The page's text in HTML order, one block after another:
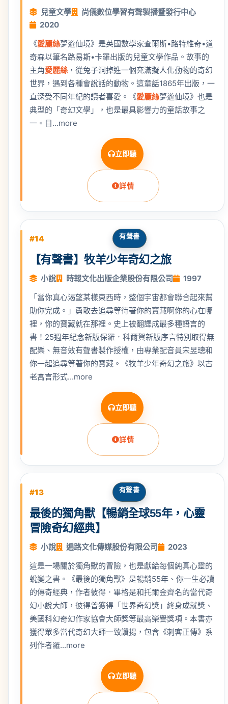
兒童文學
尚儀數位學習有聲製播暨發行中心
2020
《愛麗絲夢遊仙境》是英國數學家查爾斯•路特維奇•道
奇森以筆名路易斯•卡羅出版的兒童文學作品。故事的
主角愛麗絲 ，從兔子洞掉進一個充滿擬人化動物的奇幻
世界，遇到各種會說話的動物。這童話1865年出版，一
直深受不同年紀的讀者喜愛。《愛麗絲夢遊仙境》也是
典型的「奇幻文學」，也是最具影響力的童話故事之
一。目...more
立即聽
詳情
#14 有聲書
【有聲書】牧羊少年奇幻之旅
小說 時報文化出版企業股份有限公司
1997
「當你真心渴望某樣東西時，整個宇宙都會聯合起來幫
助你完成。」勇敢去追尋等待著你的寶藏啊你的心在哪
裡，你的寶藏就在那裡。史上被翻譯成最多種語言的
書！25週年紀念新版保羅．科爾賀新版序言特別取得無
配樂、無音效有聲書製作授權，由專業配音員宋昱璁和
你一起追尋等著你的寶藏。《牧羊少年奇幻之旅》以古
老寓言形式...more
立即聽
詳情
#13 有聲書
最後的獨角獸【暢銷全球55年，心靈
冒險奇幻經典】
小說 遍路文化傳媒股份有限公司
2023
這是一場關於獨角獸的冒險，也是獻給每個純真心靈的
蛻變之書。《最後的獨角獸》是暢銷55年、你一生必讀
的傳奇經典，作者彼得．畢格是和托爾金齊名的當代奇
幻小說大師，彼得曾獲得「世界奇幻獎」終身成就獎、
美國科幻奇幻作家協會大師獎等最高榮譽獎項。本書亦
獲得眾多當代奇幻大師一致讚揚，包含《刺客正傳》系
列作者羅...more
立即聽